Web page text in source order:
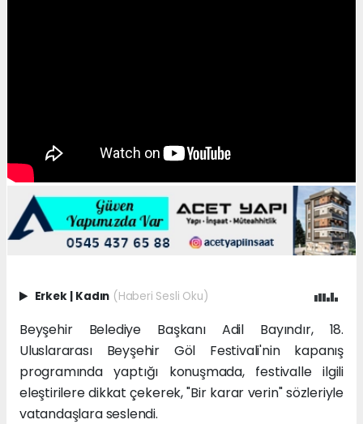
Erkek | Kadın (Haberi Sesli Oku)
Beyşehir Belediye Başkanı Adil Bayındır, 18.
Uluslararası Beyşehir Göl Festivali'nin kapanış
programında yaptığı konuşmada, festivalle ilgili
eleştirilere dikkat çekerek, "Bir karar verin" sözleriyle
vatandaşlara seslendi.